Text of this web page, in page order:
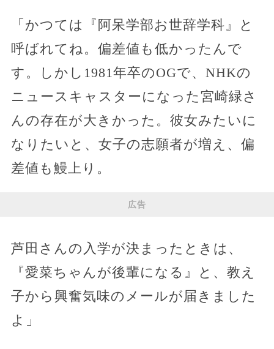
「かつては『阿呆学部お世辞学科』と
呼ばれてね。偏差値も低かったんで
す。しかし1981年卒のOGで、NHKの
ニュースキャスターになった宮崎緑さ
んの存在が大きかった。彼女みたいに
なりたいと、女子の志願者が増え、偏
差値も鰻上り。
広告
芦田さんの入学が決まったときは、
『愛菜ちゃんが後輩になる』と、教え
子から興奮気味のメールが届きました
よ」